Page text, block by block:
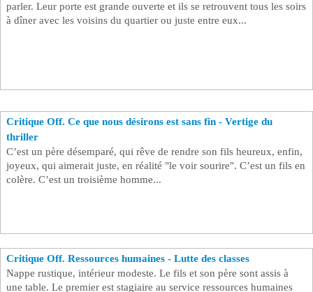
parler. Leur porte est grande ouverte et ils se retrouvent tous les soirs
à dîner avec les voisins du quartier ou juste entre eux...
Critique Off. Ce que nous désirons est sans fin - Vertige du
thriller
C’est un père désemparé, qui rêve de rendre son fils heureux, enfin,
joyeux, qui aimerait juste, en réalité "le voir sourire". C’est un fils en
colère. C’est un troisième homme...
Critique Off. Ressources humaines - Lutte des classes
Nappe rustique, intérieur modeste. Le fils et son père sont assis à
une table. Le premier est stagiaire au service ressources humaines